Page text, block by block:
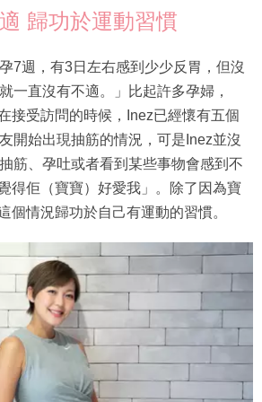
歸功於運動習慣
7週，有3日左右感到少少反胃，但沒
一直沒有不適。」比起許多孕婦，
接受訪問的時候，Inez已經懷有五個
開始出現抽筋的情況，可是Inez並沒
筋、孕吐或者看到某些事物會感到不
得佢（寶寶）好愛我」。除了因為寶
個情況歸功於自己有運動的習慣。